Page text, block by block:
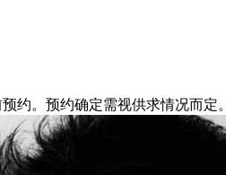
约。预约确定需视供求情况而定。